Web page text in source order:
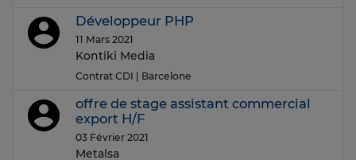
Développeur PHP
11 Mars 2021
Kontiki Media
Contrat CDI | Barcelone
offre de stage assistant commercial
export H/F
03 Février 2021
Metalsa